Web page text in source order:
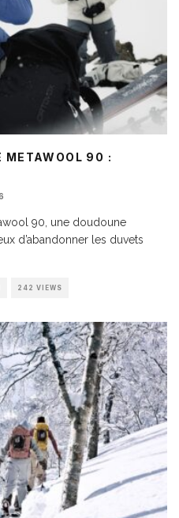
METAWOOL 90 :
90, une doudoune
d’abandonner les duvets
242 VIEWS